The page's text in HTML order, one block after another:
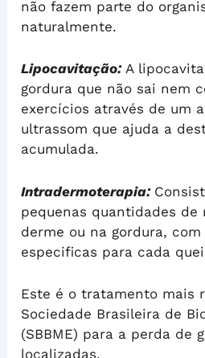
não fazem parte do
naturalmente.
Lipocavitação:A
gordura que não sai nem
exercícios através de um
ultrassom que ajuda a
acumulada.
Intradermoterapia:
pequenas quantidades de
derme ou na gordura,
especificas para cada
Este é o tratamento mais
Sociedade Brasileira de
(SBBME) para a perda de
localizadas.